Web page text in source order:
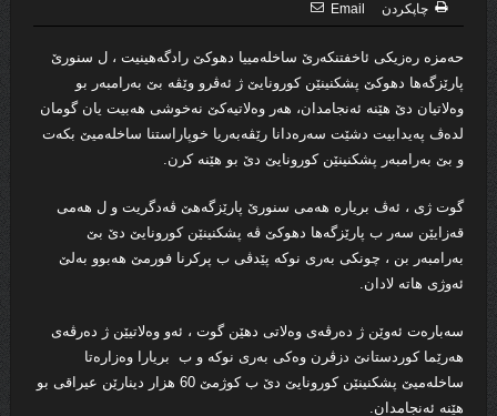
چاپكردن Email
حه‌مزه‌ ره‌زیكى ئاخفتنكه‌رێ ساخله‌مییا دهوكێ رادگه‌هینیت ، ل سنورێ
پارێزگه‌ها دهوكێ پشكنینێن كورونایێ ژ ئه‌ڤرو وێڤه‌ بێ به‌رامبه‌ر بو
وه‌لاتیان دێ هێنه‌ ئه‌نجامدان، هه‌ر وه‌لاتیه‌كێ نه‌خوشى هه‌بیت یان گومان
لده‌ڤ په‌یدابیت دشێت سه‌ره‌دانا رێڤه‌به‌ریا خوپاراستنا ساخله‌میێ بكه‌ت
و بێ به‌رامبه‌ر پشكنینێن كورونایێ دێ بو هێنه‌ كرن.
گوت ژى ، ئه‌ڤ بریاره‌ هه‌مى سنورێ پارێزگه‌هێ ڤه‌دگریت و ل هه‌مى
قه‌زایێن سه‌ر ب پارێزگه‌ها دهوكێ ڤه‌ پشكنینێن كورونایێ دێ بێ
به‌رامبه‌ر بن ، چونكى‌ به‌رى نوكه‌ پێدڤى ب پركرنا فورمێ هه‌بوو به‌لێ
ئه‌وژى هاته‌ لادان.
سه‌باره‌ت ئه‌وێن ژ ده‌رڤه‌ى وه‌لاتى دهێن گوت ، ئه‌و وه‌لاتیێن ژ ده‌رڤه‌ى
هه‌رێما كوردستانێ دزڤرن وه‌كى به‌رى نوكه‌ و ب بریارا وه‌زاره‌تا
ساخله‌میێ پشكنینێن كورونایێ دێ ب كوژمێ 60 هزار دینارێن عیراقی بو
هێنه‌ ئه‌نجامدان.